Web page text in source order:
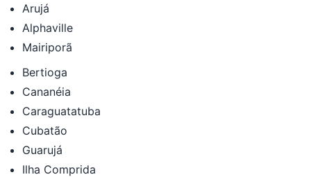
Arujá
Alphaville
Mairiporã
Bertioga
Cananéia
Caraguatatuba
Cubatão
Guarujá
Ilha Comprida